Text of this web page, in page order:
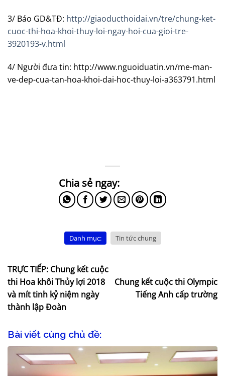
3/ Báo GD&TĐ: http://giaoducthoidai.vn/tre/chung-ket-
cuoc-thi-hoa-khoi-thuy-loi-ngay-hoi-cua-gioi-tre-
3920193-v.html
4/ Người đưa tin: http://www.nguoiduatin.vn/me-man-
ve-dep-cua-tan-hoa-khoi-dai-hoc-thuy-loi-a363791.html
Danh mục: Tin tức chung
TRỰC TIẾP: Chung kết cuộc
thi Hoa khôi Thủy lợi 2018
và mít tinh kỷ niệm ngày
thành lập Đoàn
Chung kết cuộc thi Olympic
Tiếng Anh cấp trường
Bài viết cùng chủ đề: